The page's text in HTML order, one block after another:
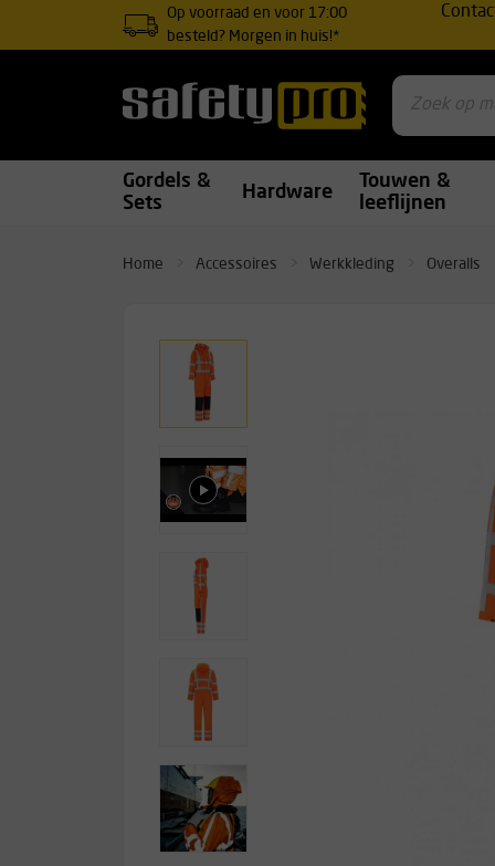
Op voorraad en voor 17:00
besteld? Morgen in huis!*
Gordels &
Sets
Hardware
Touwen &
leeflijnen
Home Accessoires Werkkleding Overalls